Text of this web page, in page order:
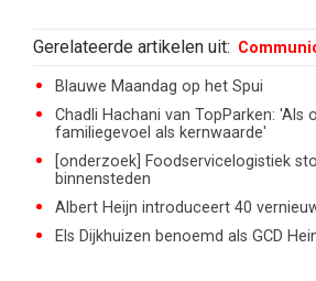
Gerelateerde artikelen uit:
Blauwe Maandag op het Spui
Chadli Hachani van TopParken: 'Als
familiegevoel als kernwaarde'
[onderzoek] Foodservicelogistiek
binnensteden
Albert Heijn introduceert 40
Els Dijkhuizen benoemd als GCD